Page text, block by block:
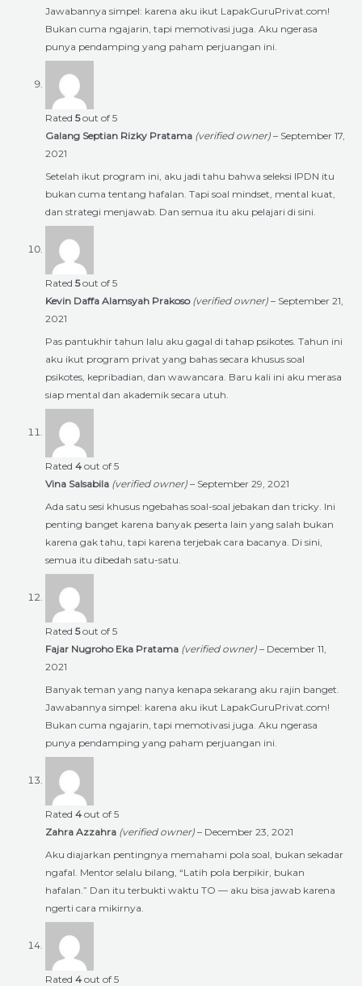
Jawabannya simpel: karena aku ikut LapakGuruPrivat.com!
Bukan cuma ngajarin, tapi memotivasi juga. Aku ngerasa
punya pendamping yang paham perjuangan ini.
Rated 5out of 5
Galang Septian Rizky Pratama (verified owner) – September 17,
2021
Setelah ikut program ini, aku jadi tahu bahwa seleksi IPDN itu
bukan cuma tentang hafalan. Tapi soal mindset, mental kuat,
dan strategi menjawab. Dan semua itu aku pelajari di sini.
Rated 5out of 5
Kevin Daffa Alamsyah Prakoso (verified owner) – September 21,
2021
Pas pantukhir tahun lalu aku gagal di tahap psikotes. Tahun ini
aku ikut program privat yang bahas secara khusus soal
psikotes, kepribadian, dan wawancara. Baru kali ini aku merasa
siap mental dan akademik secara utuh.
Rated 4 out of 5
Vina Salsabila (verified owner) – September 29, 2021
Ada satu sesi khusus ngebahas soal-soal jebakan dan tricky. Ini
penting banget karena banyak peserta lain yang salah bukan
karena gak tahu, tapi karena terjebak cara bacanya. Di sini,
semua itu dibedah satu-satu.
Rated 5out of 5
Fajar Nugroho Eka Pratama (verified owner) – December 11,
2021
Banyak teman yang nanya kenapa sekarang aku rajin banget.
Jawabannya simpel: karena aku ikut LapakGuruPrivat.com!
Bukan cuma ngajarin, tapi memotivasi juga. Aku ngerasa
punya pendamping yang paham perjuangan ini.
Rated 4 out of 5
Zahra Azzahra (verified owner) – December 23, 2021
Aku diajarkan pentingnya memahami pola soal, bukan sekadar
ngafal. Mentor selalu bilang, “Latih pola berpikir, bukan
hafalan.” Dan itu terbukti waktu TO — aku bisa jawab karena
ngerti cara mikirnya.
Rated 4 out of 5